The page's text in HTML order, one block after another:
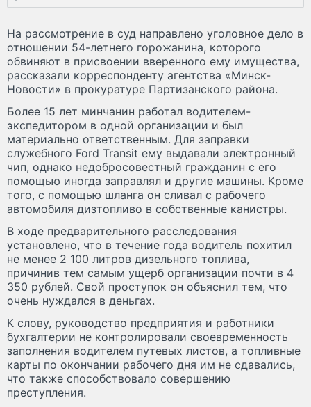
На рассмотрение в суд направлено уголовное дело в
отношении 54-летнего горожанина, которого
обвиняют в присвоении вверенного ему имущества,
рассказали корреспонденту агентства «Минск-
Новости» в прокуратуре Партизанского района.
Более 15 лет минчанин работал водителем-
экспедитором в одной организации и был
материально ответственным. Для заправки
служебного Ford Transit ему выдавали электронный
чип, однако недобросовестный гражданин с его
помощью иногда заправлял и другие машины. Кроме
того, с помощью шланга он сливал с рабочего
автомобиля дизтопливо в собственные канистры.
В ходе предварительного расследования
установлено, что в течение года водитель похитил
не менее 2 100 литров дизельного топлива,
причинив тем самым ущерб организации почти в 4
350 рублей. Свой проступок он объяснил тем, что
очень нуждался в деньгах.
К слову, руководство предприятия и работники
бухгалтерии не контролировали своевременность
заполнения водителем путевых листов, а топливные
карты по окончании рабочего дня им не сдавались,
что также способствовало совершению
преступления.